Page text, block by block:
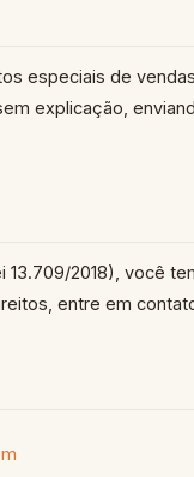
especiais de
explicação,
2018), você
entre em